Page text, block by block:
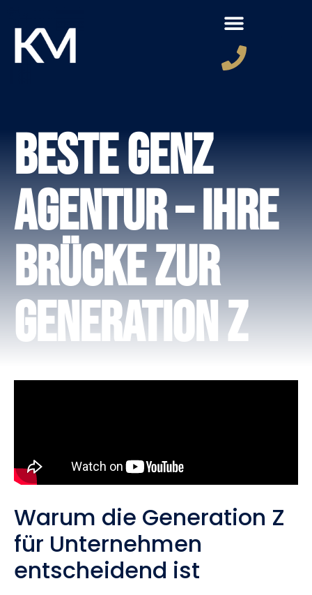
Beste GenZ
Agentur – Ihre
Brücke zur
Generation Z
Warum die Generation Z
für Unternehmen
entscheidend ist